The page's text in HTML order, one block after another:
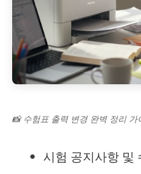
📸 수험표 출력 변경 완벽 정리
시험 공지사항 및